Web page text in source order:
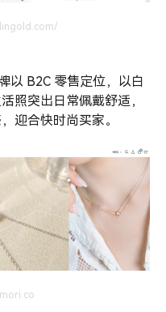
以 B2C 零售定位，以白
照突出日常佩戴舒适，
迎合快时尚买家。